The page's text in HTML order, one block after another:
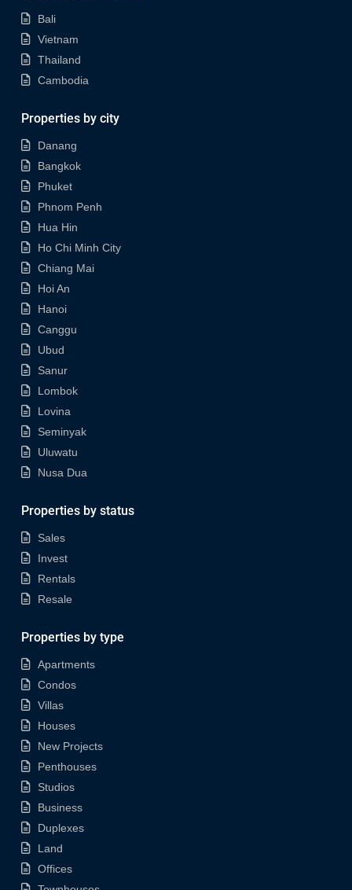
Bali
Vietnam
Thailand
Cambodia
Properties by city
Danang
Bangkok
Phuket
Phnom Penh
Hua Hin
Ho Chi Minh City
Chiang Mai
Hoi An
Hanoi
Canggu
Ubud
Sanur
Lombok
Lovina
Seminyak
Uluwatu
Nusa Dua
Properties by status
Sales
Invest
Rentals
Resale
Properties by type
Apartments
Condos
Villas
Houses
New Projects
Penthouses
Studios
Business
Duplexes
Land
Offices